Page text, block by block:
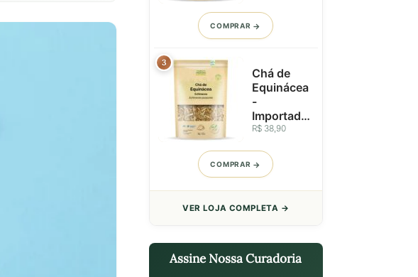
-
Pseudofru
50g
COMPRAR
3
Chá de
Equinácea
-
Importado
da Ucrânia
Intensa e
Marcante
- 50g
R$ 38,90
COMPRAR
VER LOJA COMPLETA →
Assine Nossa Curadoria